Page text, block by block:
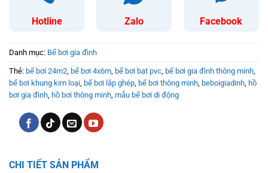
Hotline Zalo Facebook
Danh mục: Bể bơi gia đình
Thẻ: bể bơi 24m2, bể bơi 4x6m, bể bơi bạt pvc, bể bơi gia đình thông minh,
bể bơi khung kim loại, bể bơi lắp ghép, bể bơi thông minh, beboigiadinh, hồ
bơi gia đình, hồ bơi thông minh, mẫu bể bơi di động
CHI TIẾT SẢN PHẨM